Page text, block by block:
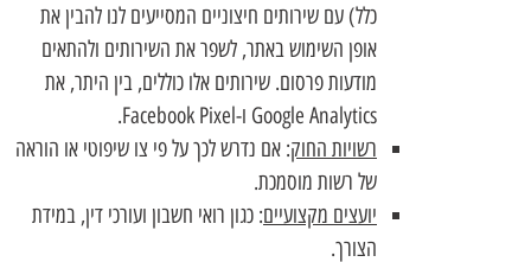
כלל) עם שירותים חיצוניים המסייעים לנו להבין את
אופן השימוש באתר, לשפר את השירותים ולהתאים
מודעות פרסום. שירותים אלו כוללים, בין היתר, את
Google Analytics ו-Facebook Pixel.
רשויות החוק: אם נדרש לכך על פי צו שיפוטי או הוראה
של רשות מוסמכת.
יועצים מקצועיים: כגון רואי חשבון ועורכי דין, במידת
הצורך.